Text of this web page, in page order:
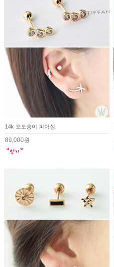
14k 포도송이 피어싱
89,000원